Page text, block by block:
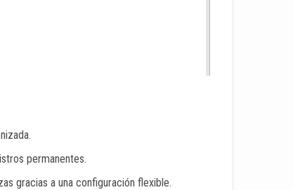
permanentes.
gracias a una configuración flexible.